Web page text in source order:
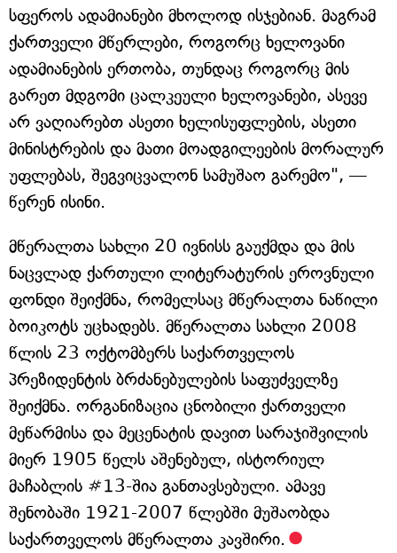
სფეროს ადამიანები მხოლოდ ისჯებიან. მაგრამ
ქართველი მწერლები, როგორც ხელოვანი
ადამიანების ერთობა, თუნდაც როგორც მის
გარეთ მდგომი ცალკეული ხელოვანები, ასევე
არ ვაღიარებთ ასეთი ხელისუფლების, ასეთი
მინისტრების და მათი მოადგილეების მორალურ
უფლებას, შეგვიცვალონ სამუშაო გარემო", —
წერენ ისინი.
მწერალთა სახლი 20 ივნისს გაუქმდა და მის
ნაცვლად ქართული ლიტერატურის ეროვნული
ფონდი შეიქმნა, რომელსაც მწერალთა ნაწილი
ბოიკოტს უცხადებს. მწერალთა სახლი 2008
წლის 23 ოქტომბერს საქართველოს
პრეზიდენტის ბრძანებულების საფუძველზე
შეიქმნა. ორგანიზაცია ცნობილი ქართველი
მეწარმისა და მეცენატის დავით სარაჯიშვილის
მიერ 1905 წელს აშენებულ, ისტორიულ
მაჩაბლის #13-შია განთავსებული. ამავე
შენობაში 1921-2007 წლებში მუშაობდა
საქართველოს მწერალთა კავშირი.